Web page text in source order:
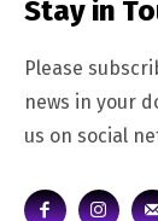
Stay in
Please
news in your
us on social